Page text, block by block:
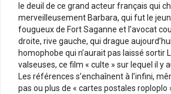
le deuil de ce grand acteur français qui
merveilleusement Barbara, qui fut le
fougueux de Fort Saganne et l’avocat
droite, rive gauche, qui drague
homophobe qui n’aurait pas laissé sortir
valseuses, ce film « culte » sur lequel il y
Les références s’enchaînent à l’infini,
pas ou plus de « cartes postales roploplo